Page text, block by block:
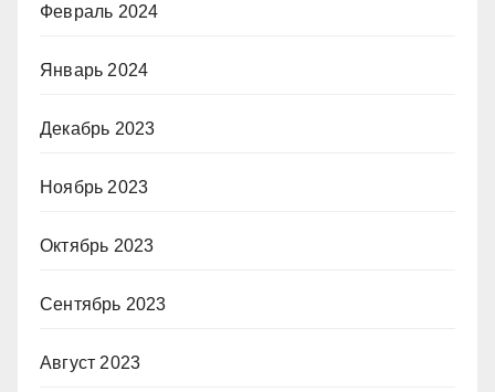
Февраль 2024
Январь 2024
Декабрь 2023
Ноябрь 2023
Октябрь 2023
Сентябрь 2023
Август 2023